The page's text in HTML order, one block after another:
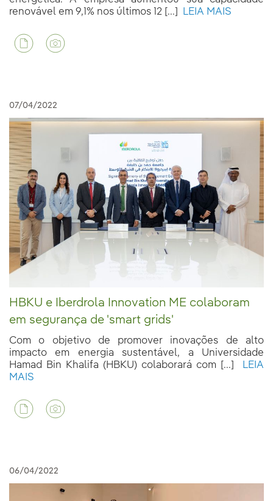
renovável em 9,1% nos últimos 12 [...]
LEIA MAIS
07/04/2022
HBKU e Iberdrola Innovation ME colaboram
em segurança de 'smart grids'
Com o objetivo de promover inovações de alto
impacto em energia sustentável, a Universidade
Hamad Bin Khalifa (HBKU) colaborará com [...]
LEIA
MAIS
06/04/2022